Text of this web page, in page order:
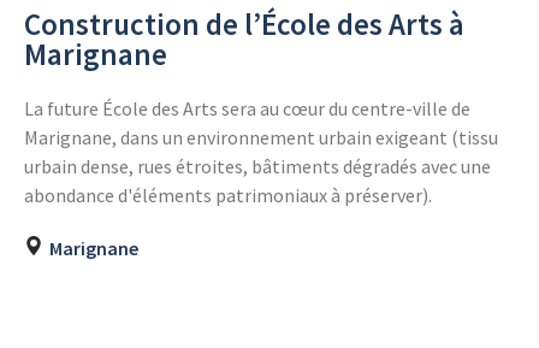
Construction de l’École des Arts à
Marignane
La future École des Arts sera au cœur du centre-ville de
Marignane, dans un environnement urbain exigeant (tissu
urbain dense, rues étroites, bâtiments dégradés avec une
abondance d'éléments patrimoniaux à préserver).
Marignane